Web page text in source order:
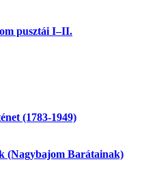
pusztái I–II.
(1783-1949)
(Nagybajom Barátainak)